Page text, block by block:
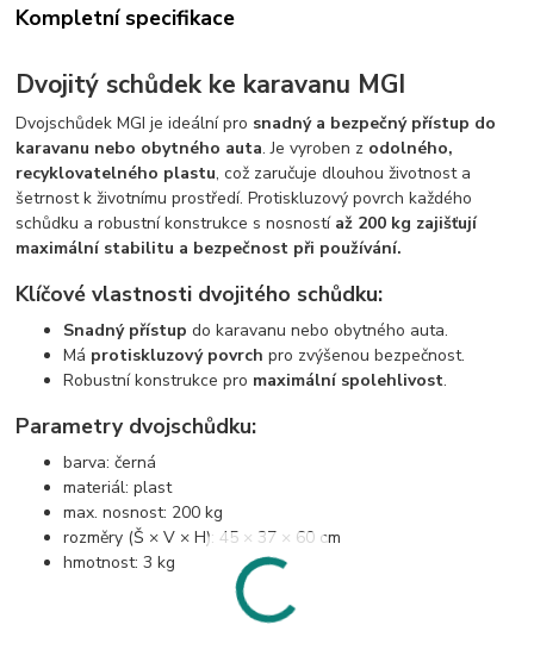
Kompletní specifikace
Dvojitý schůdek ke karavanu MGI
Dvojschůdek MGI je ideální pro snadný a bezpečný přístup do
karavanu nebo obytného auta. Je vyroben z odolného,
recyklovatelného plastu, což zaručuje dlouhou životnost a
šetrnost k životnímu prostředí. Protiskluzový povrch každého
schůdku a robustní konstrukce s nosností až 200 kg zajišťují
maximální stabilitu a bezpečnost při používání.
Klíčové vlastnosti dvojitého schůdku:
Snadný přístupdo karavanu nebo obytného auta.
Má protiskluzový povrch pro zvýšenou bezpečnost.
Robustní konstrukce pro maximální spolehlivost.
Parametry dvojschůdku:
barva: černá
materiál: plast
max. nosnost: 200 kg
rozměry (Š × V × H): 45 × 37 × 60 cm
hmotnost: 3 kg